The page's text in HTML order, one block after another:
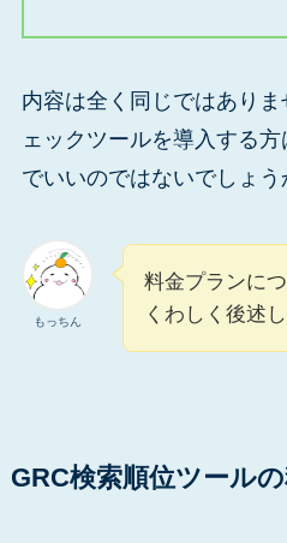
内容は全く同じではあり
ェックツールを導入する
でいいのではないでしょう
もっちん
料金プランに
くわしく後述
GRC検索順位ツール